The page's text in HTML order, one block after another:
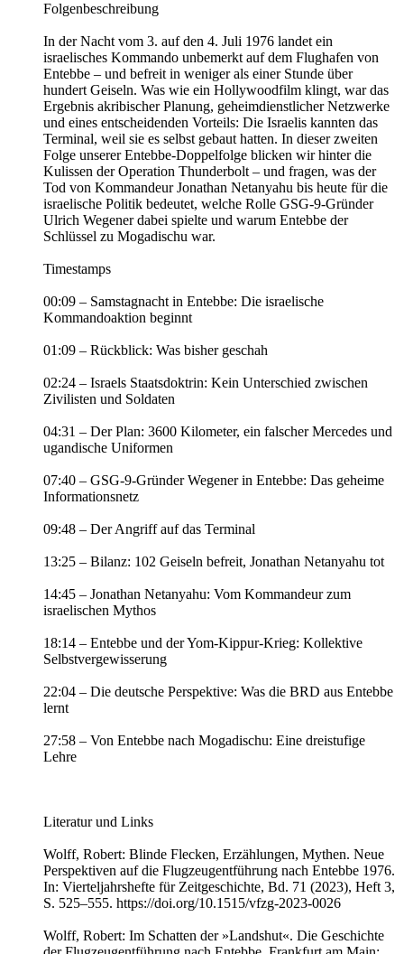
Folgenbeschreibung
In der Nacht vom 3. auf den 4. Juli 1976 landet ein
israelisches Kommando unbemerkt auf dem Flughafen von
Entebbe – und befreit in weniger als einer Stunde über
hundert Geiseln. Was wie ein Hollywoodfilm klingt, war das
Ergebnis akribischer Planung, geheimdienstlicher Netzwerke
und eines entscheidenden Vorteils: Die Israelis kannten das
Terminal, weil sie es selbst gebaut hatten. In dieser zweiten
Folge unserer Entebbe-Doppelfolge blicken wir hinter die
Kulissen der Operation Thunderbolt – und fragen, was der
Tod von Kommandeur Jonathan Netanyahu bis heute für die
israelische Politik bedeutet, welche Rolle GSG-9-Gründer
Ulrich Wegener dabei spielte und warum Entebbe der
Schlüssel zu Mogadischu war.
Timestamps
00:09 – Samstagnacht in Entebbe: Die israelische
Kommandoaktion beginnt
01:09 – Rückblick: Was bisher geschah
02:24 – Israels Staatsdoktrin: Kein Unterschied zwischen
Zivilisten und Soldaten
04:31 – Der Plan: 3600 Kilometer, ein falscher Mercedes und
ugandische Uniformen
07:40 – GSG-9-Gründer Wegener in Entebbe: Das geheime
Informationsnetz
09:48 – Der Angriff auf das Terminal
13:25 – Bilanz: 102 Geiseln befreit, Jonathan Netanyahu tot
14:45 – Jonathan Netanyahu: Vom Kommandeur zum
israelischen Mythos
18:14 – Entebbe und der Yom-Kippur-Krieg: Kollektive
Selbstvergewisserung
22:04 – Die deutsche Perspektive: Was die BRD aus Entebbe
lernt
27:58 – Von Entebbe nach Mogadischu: Eine dreistufige
Lehre
Literatur und Links
Wolff, Robert: Blinde Flecken, Erzählungen, Mythen. Neue
Perspektiven auf die Flugzeugentführung nach Entebbe 1976.
In: Vierteljahrshefte für Zeitgeschichte, Bd. 71 (2023), Heft 3,
S. 525–555. https://doi.org/10.1515/vfzg-2023-0026
Wolff, Robert: Im Schatten der »Landshut«. Die Geschichte